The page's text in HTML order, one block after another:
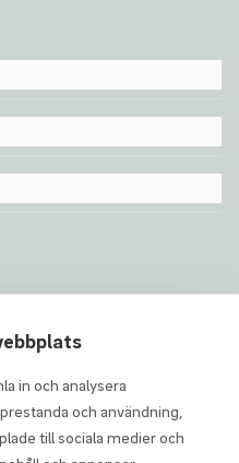
in och analysera
och användning,
till sociala medier och